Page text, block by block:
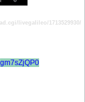
livegalileo/1713529930/
gm7sZjQP0